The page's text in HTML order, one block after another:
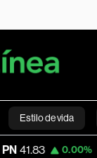
Estilo de vida
Brasil
0.00% Magalu